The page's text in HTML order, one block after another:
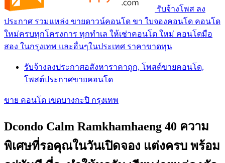
รับจ้างโพส ลง
ประกาศ รวมแหล่ง ขายดาวน์คอนโด ขา ใบจองคอนโด คอนโด
ใหม่ครบทุกโครงการ ทุกทำเล ให้เช่าคอนโด ใหม่ คอนโดมือ
สอง ในกรุงเทพ และอื่นๆในประเทศ ราคาขาดทุน
รับจ้างลงประกาศอสังหาราคาถูก, โพสต์ขายคอนโด,
โพสต์ประกาศขายคอนโด
ขาย คอนโด เขตบางกะปิ กรุงเทพ
Dcondo Calm Ramkhamhaeng 40 ความ
พิเศษที่รอคุณในวันเปิดจอง แต่งครบ พร้อม